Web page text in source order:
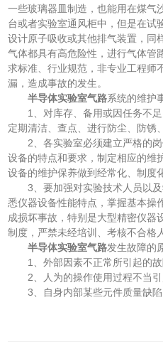
一些玻璃器皿制造，也能用在煤气
台或者实验室通风柜中，但是在试
设计原子吸收或其他排气装置，同
气体都具有高危险性，进行气体管
求标准、行业规范，非专业工程师
漏，造成事故的发生。
半导体实验室气路系统的维护
1、对库存、备用或因任务不足
定期清洁、查点、进行防尘、防锈
2、各实验室必须建立严格的岗
设备的特点和要求，制定相应的维
设备的维护保养做到经常化、制度
3、要加强对实验技术人员以及
悉仪器设备性能特点，掌握基本操
成损坏事故，特别是大型精密仪器
制度，严禁未经培训、考核不合格
半导体实验室气路发生故障的
1、外部因素不正常所引起的故
2、人为的操作使用过程不当引
3、自身内部某些元件质量缺陷